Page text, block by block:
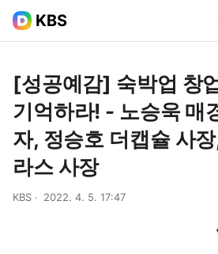
KBS
[성공예감] 숙박업 창
기억하라! - 노승욱 매
자, 정승호 더캡슐 사
라스 사장
KBS 2022. 4. 5. 17:47